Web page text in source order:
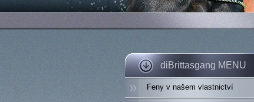
diBrittasgang MENU
Feny v našem vlastnictví